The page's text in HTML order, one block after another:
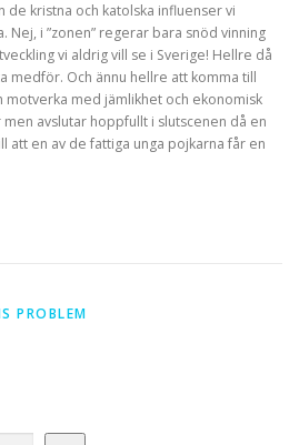
de kristna och katolska influenser vi
i ”zonen” regerar bara snöd vinning
vi aldrig vill se i Sverige! Hellre då
medför. Och ännu hellre att komma till
med jämlikhet och ekonomisk
men avslutar hoppfullt i slutscenen då en
att en av de fattiga unga pojkarna får en
PROBLEM